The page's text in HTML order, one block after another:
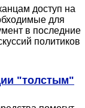
доступ на
для
в последние
политиков
"толстым"